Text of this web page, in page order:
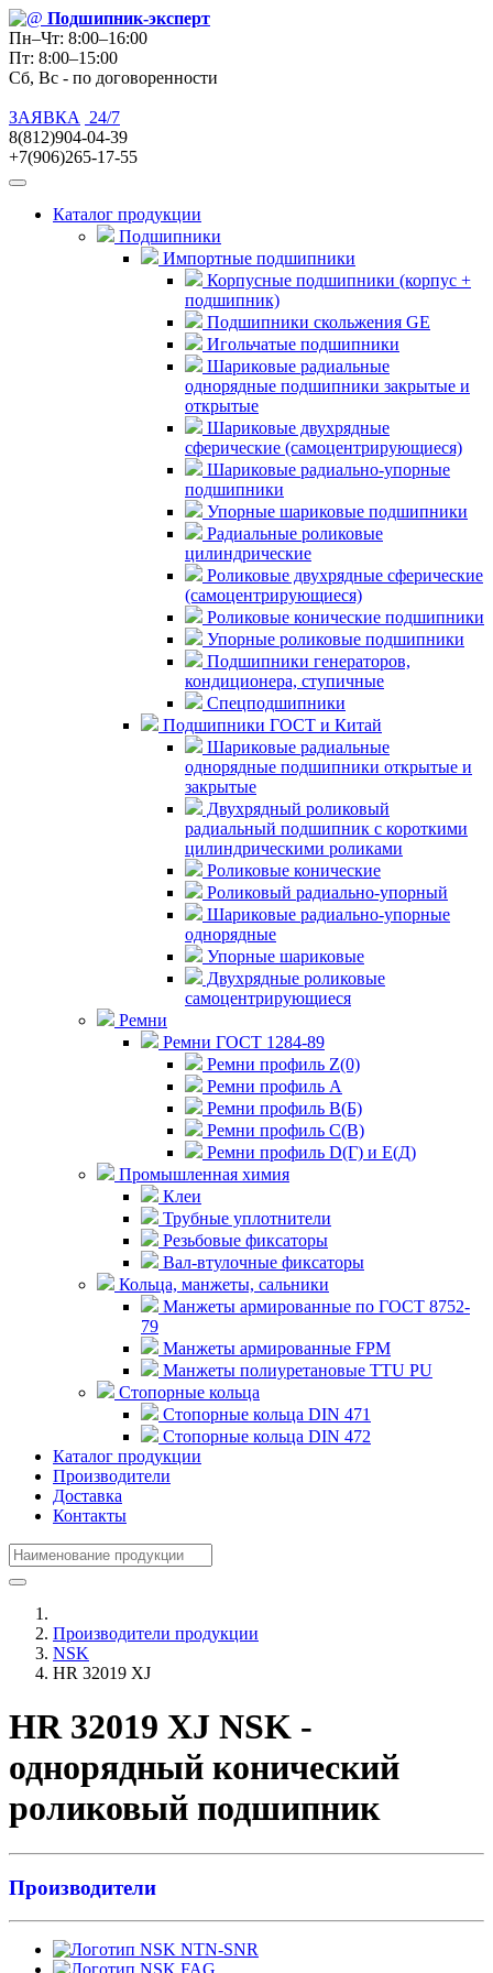
Подшипник-эксперт
Пн–Чт: 8:00–16:00
Пт: 8:00–15:00
Сб, Вс - по договоренности
ЗАЯВКА
24/7
8(812)904-04-39
+7(906)265-17-55
Каталог продукции
Подшипники
Импортные подшипники
Корпусные подшипники (корпус +
подшипник)
Подшипники скольжения GE
Игольчатые подшипники
Шариковые радиальные
однорядные подшипники закрытые и
открытые
Шариковые двухрядные
сферические (самоцентрирующиеся)
Шариковые радиально-упорные
подшипники
Упорные шариковые подшипники
Радиальные роликовые
цилиндрические
Роликовые двухрядные сферические
(самоцентрирующиеся)
Роликовые конические подшипники
Упорные роликовые подшипники
Подшипники генераторов,
кондиционера, ступичные
Спецподшипники
Подшипники ГОСТ и Китай
Шариковые радиальные
однорядные подшипники открытые и
закрытые
Двухрядный роликовый
радиальный подшипник с короткими
цилиндрическими роликами
Роликовые конические
Роликовый радиально-упорный
Шариковые радиально-упорные
однорядные
Упорные шариковые
Двухрядные роликовые
самоцентрирующиеся
Ремни
Ремни ГОСТ 1284-89
Ремни профиль Z(0)
Ремни профиль А
Ремни профиль В(Б)
Ремни профиль С(В)
Ремни профиль D(Г) и E(Д)
Промышленная химия
Клеи
Трубные уплотнители
Резьбовые фиксаторы
Вал-втулочные фиксаторы
Кольца, манжеты, сальники
Манжеты армированные по ГОСТ 8752-
79
Манжеты армированные FPM
Манжеты полиуретановые TTU PU
Стопорные кольца
Стопорные кольца DIN 471
Стопорные кольца DIN 472
Каталог продукции
Производители
Доставка
Контакты
Производители продукции
NSK
HR 32019 XJ
HR 32019 XJ NSK -
однорядный конический
роликовый подшипник
Производители
NTN-SNR